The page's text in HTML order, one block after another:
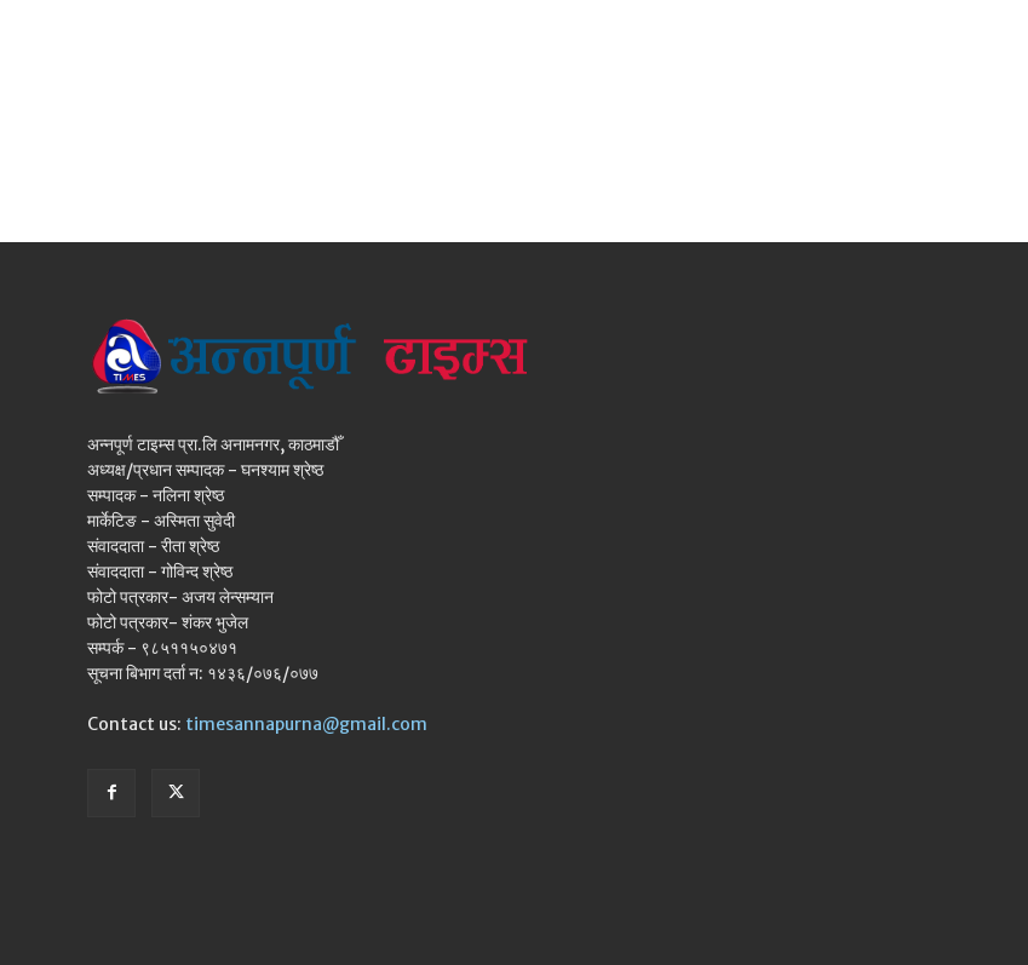
अन्नपूर्ण टाइम्स प्रा.लि अनामनगर, काठमाडौँ
अध्यक्ष/प्रधान सम्पादक - घनश्याम श्रेष्ठ
सम्पादक - नलिना श्रेष्ठ
मार्केटिङ - अस्मिता सुवेदी
संवाददाता - रीता श्रेष्ठ
संवाददाता - गोविन्द श्रेष्ठ
फोटो पत्रकार- अजय लेन्सम्यान
फोटो पत्रकार- शंकर भुजेल
सम्पर्क - ९८५११५०४७१
सूचना बिभाग दर्ता न: १४३६/०७६/०७७
Contact us: timesannapurna@gmail.com